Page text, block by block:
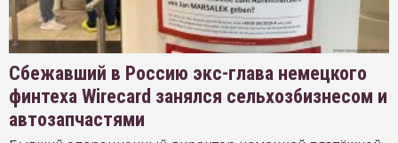
Сбежавший в Россию экс-глава немецкого
финтеха Wirecard занялся сельхозбизнесом и
автозапчастями